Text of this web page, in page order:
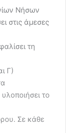
Νήσων
στις άμεσες
τη
Γ)
το
Σε κάθε